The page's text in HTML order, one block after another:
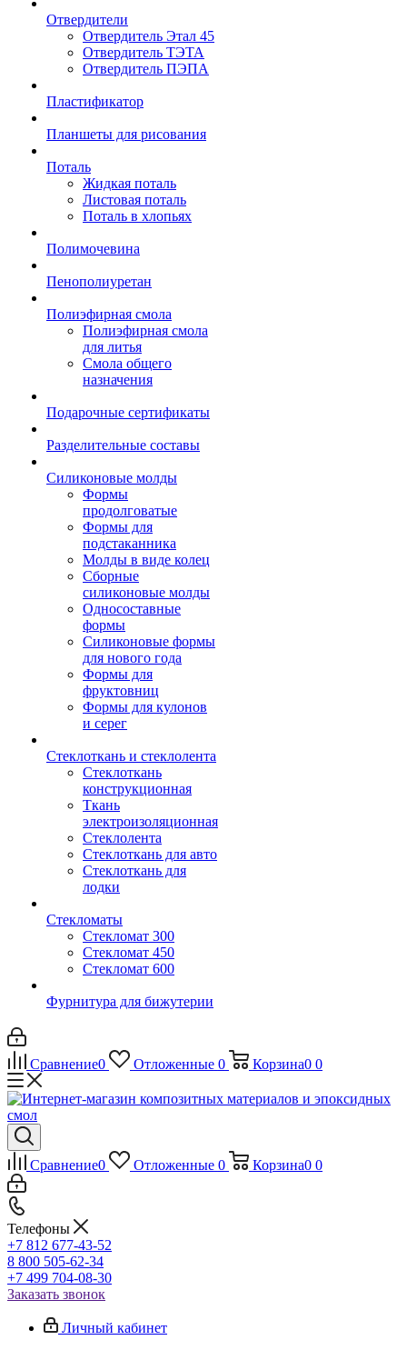
Отвердители
Отвердитель Этал 45
Отвердитель ТЭТА
Отвердитель ПЭПА
Пластификатор
Планшеты для рисования
Поталь
Жидкая поталь
Листовая поталь
Поталь в хлопьях
Полимочевина
Пенополиуретан
Полиэфирная смола
Полиэфирная смола
для литья
Смола общего
назначения
Подарочные сертификаты
Разделительные составы
Силиконовые молды
Формы
продолговатые
Формы для
подстаканника
Молды в виде колец
Сборные
силиконовые молды
Односоставные
формы
Силиконовые формы
для нового года
Формы для
фруктовниц
Формы для кулонов
и серег
Стеклоткань и стеклолента
Стеклоткань
конструкционная
Ткань
электроизоляционная
Стеклолента
Стеклоткань для авто
Стеклоткань для
лодки
Стекломаты
Стекломат 300
Стекломат 450
Стекломат 600
Фурнитура для бижутерии
Сравнение0 Отложенные 0 Корзина0 0
Сравнение0 Отложенные 0 Корзина0 0
Телефоны
+7 812 677-43-52
8 800 505-62-34
+7 499 704-08-30
Заказать звонок
Личный кабинет